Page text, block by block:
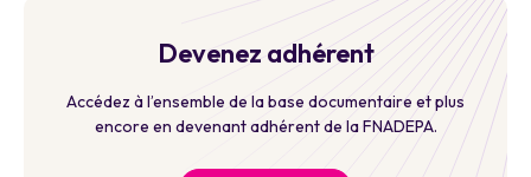
Devenez adhérent
Accédez à l’ensemble de la base documentaire et plus
encore en devenant adhérent de la FNADEPA.